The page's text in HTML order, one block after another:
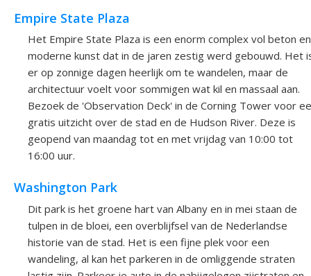
Empire State Plaza
Het Empire State Plaza is een enorm complex vol beton en
moderne kunst dat in de jaren zestig werd gebouwd. Het
er op zonnige dagen heerlijk om te wandelen, maar de
architectuur voelt voor sommigen wat kil en massaal aan.
Bezoek de 'Observation Deck' in de Corning Tower voor
gratis uitzicht over de stad en de Hudson River. Deze is
geopend van maandag tot en met vrijdag van 10:00 tot
16:00 uur.
Washington Park
Dit park is het groene hart van Albany en in mei staan de
tulpen in de bloei, een overblijfsel van de Nederlandse
historie van de stad. Het is een fijne plek voor een
wandeling, al kan het parkeren in de omliggende straten